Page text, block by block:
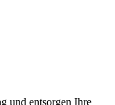
und entsorgen Ihre